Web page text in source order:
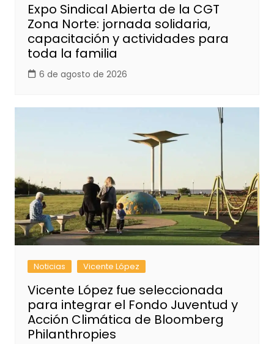
Expo Sindical Abierta de la CGT
Zona Norte: jornada solidaria,
capacitación y actividades para
toda la familia
6 de agosto de 2026
Noticias Vicente López
Vicente López fue seleccionada
para integrar el Fondo Juventud y
Acción Climática de Bloomberg
Philanthropies